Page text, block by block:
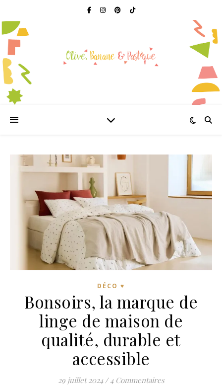
DÉCO ♥
Bonsoirs, la marque de
linge de maison de
qualité, durable et
accessible
29 juillet 2024 / 4 Commentaires